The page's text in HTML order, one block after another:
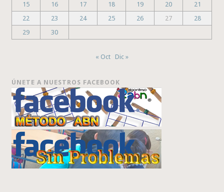
15
16 17 18 19 20
21
22
23 24 25 26 27
28
29
30
« Oct Dic »
ÚNETE A NUESTROS FACEBOOK